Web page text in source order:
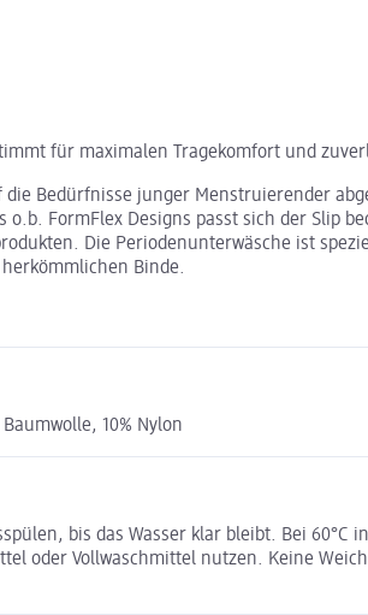
für maximalen Tragekomfort und
Bedürfnisse junger Menstruierender
FormFlex Designs passt sich der Slip
Die Periodenunterwäsche ist
Binde.
10% Nylon
bis das Wasser klar bleibt. Bei
oder Vollwaschmittel nutzen. Keine